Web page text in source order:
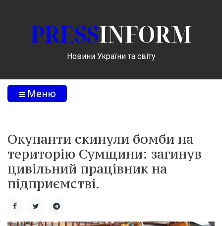
PRESSINFORM
Новини України та світу
Меню
Окупанти скинули бомби на
територію Сумщини: загинув
цивільний працівник на
підприємстві.